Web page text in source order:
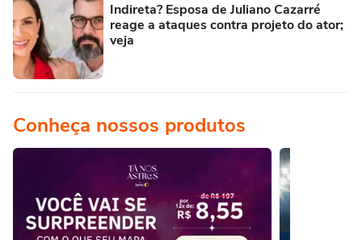
Indireta? Esposa de Juliano Cazarré
reage a ataques contra projeto do ator;
veja
Conheça nossos produtos